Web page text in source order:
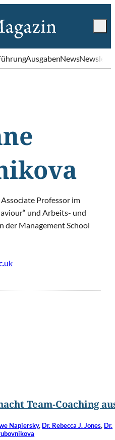
AusgabenNews
Professor im
und Arbeits- und
der Management School
Team-Coaching
Napiersky, Dr. Rebecca J. Jones, Dr.